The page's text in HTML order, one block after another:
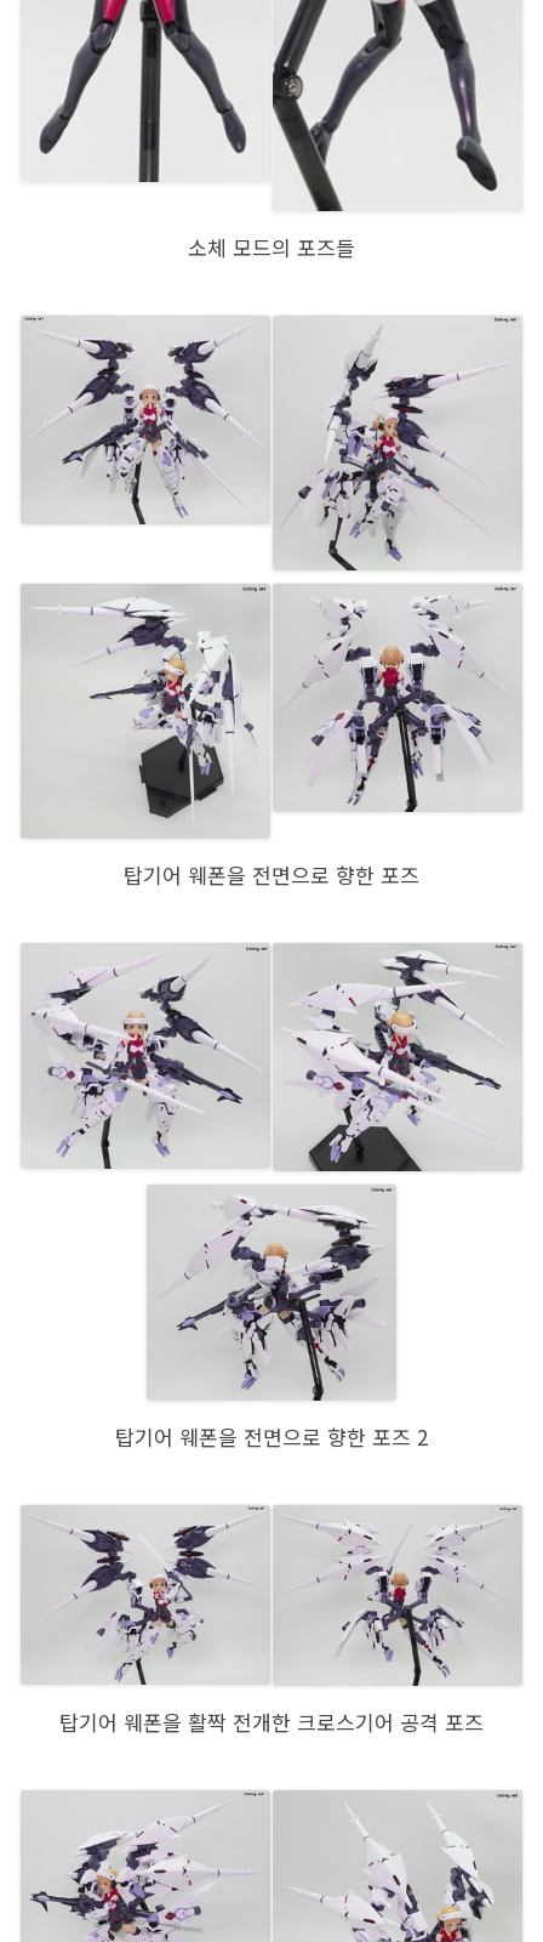
소체 모드의 포즈들
탑기어 웨폰을 전면으로 향한 포즈
탑기어 웨폰을 전면으로 향한 포즈 2
탑기어 웨폰을 활짝 전개한 크로스기어 공격 포즈